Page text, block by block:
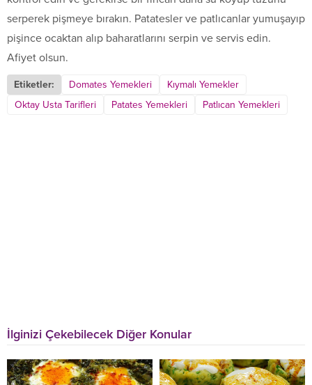
serperek pişmeye bırakın. Patatesler ve patlıcanlar yumuşayıp
pişince ocaktan alıp baharatlarını serpin ve servis edin.
Afiyet olsun.
Etiketler: Domates Yemekleri
Kıymalı Yemekler
Oktay Usta Tarifleri
Patates Yemekleri Patlıcan Yemekleri
İlginizi Çekebilecek Diğer Konular